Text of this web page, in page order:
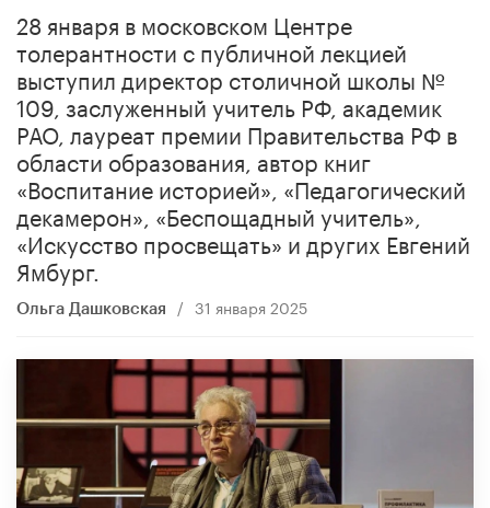
28 января в московском Центре
толерантности с публичной лекцией
выступил директор столичной школы №
109, заслуженный учитель РФ, академик
РАО, лауреат премии Правительства РФ в
области образования, автор книг
«Воспитание историей», «Педагогический
декамерон», «Беспощадный учитель»,
«Искусство просвещать» и других Евгений
Ямбург.
Ольга Дашковская / 31 января 2025